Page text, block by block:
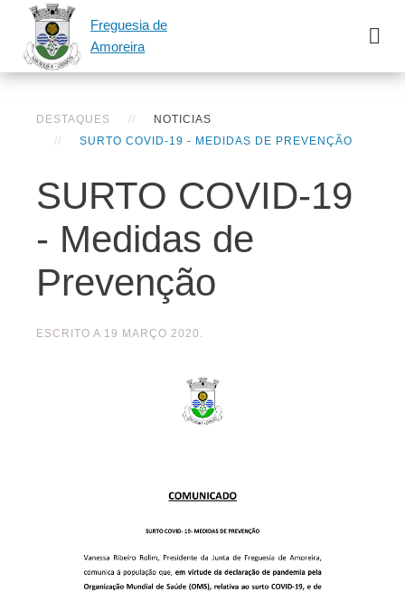
Freguesia de
Amoreira
DESTAQUES
NOTICIAS
SURTO COVID-19 - MEDIDAS DE PREVENÇÃO
SURTO COVID-19
- Medidas de
Prevenção
ESCRITO A 19 MARÇO 2020 .